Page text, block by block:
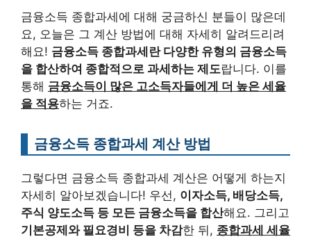
금융소득 종합과세에 대해 궁금하신 분들이 많은데
요, 오늘은 그 계산 방법에 대해 자세히 알려드리려
해요! 금융소득 종합과세란 다양한 유형의 금융소득
을 합산하여 종합적으로 과세하는 제도랍니다. 이를
통해 금융소득이 많은 고소득자들에게 더 높은 세율
을 적용하는 거죠.
금융소득 종합과세 계산 방법
그렇다면 금융소득 종합과세 계산은 어떻게 하는지
자세히 알아보겠습니다! 우선, 이자소득, 배당소득,
주식 양도소득 등 모든 금융소득을 합산해요. 그리고
기본공제와 필요경비 등을 차감한 뒤, 종합과세 세율